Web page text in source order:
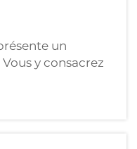
un
y consacrez
d’efforts.
souhaitez est de
travaux, puis de